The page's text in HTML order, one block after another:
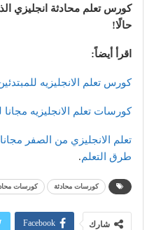
كورس تعلم محادثة انجليزي
حالًا!
اقرأ أيضاً:
كورس تعلم الانجليزيه
كورسات تعلم الانجليزيه مجانا
تعلم الانجليزي من الصفر
طرق التعلم.
كورسات محادثة كورسات
شارك Facebook